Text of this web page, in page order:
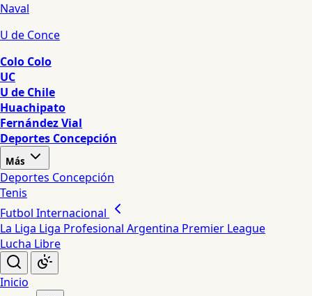
Naval
U de Conce
Colo Colo
UC
U de Chile
Huachipato
Fernández Vial
Deportes Concepción
Más
Deportes Concepción
Tenis
Futbol Internacional
La Liga Liga Profesional Argentina Premier League
Lucha Libre
Inicio